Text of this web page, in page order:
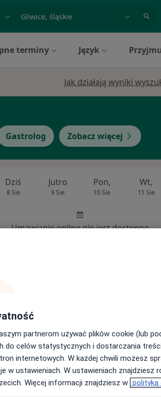
miasto lub dzielnica
terminy Język
Jak działają wyniki
Gastrolog Zobacz więcej
Dziś
8 Sie
Jutro
9 Sie
Pon,
10 Sie
Wt,
11 Sie
Umawianie online nie jest dostępne
Dziś
8 Sie
Jutro
9 Sie
Pon,
10 Sie
Wt,
11 Sie
partnerom używać plików cookie (lub
do celów statystycznych i dostarczania
internetowych. W każdej chwili możesz
w ustawieniach. W ustawieniach znajdziesz
Więcej informacji znajdziesz w polityka